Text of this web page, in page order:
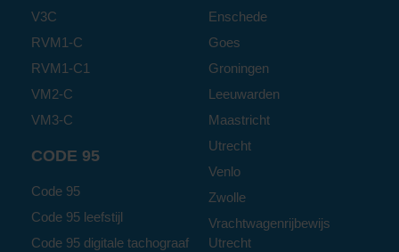
V3C
RVM1-C
RVM1-C1
VM2-C
VM3-C
CODE 95
Code 95
Code 95 leefstijl
Code 95 digitale tachograaf
Enschede
Goes
Groningen
Leeuwarden
Maastricht
Utrecht
Venlo
Zwolle
Vrachtwagenrijbewijs
Utrecht